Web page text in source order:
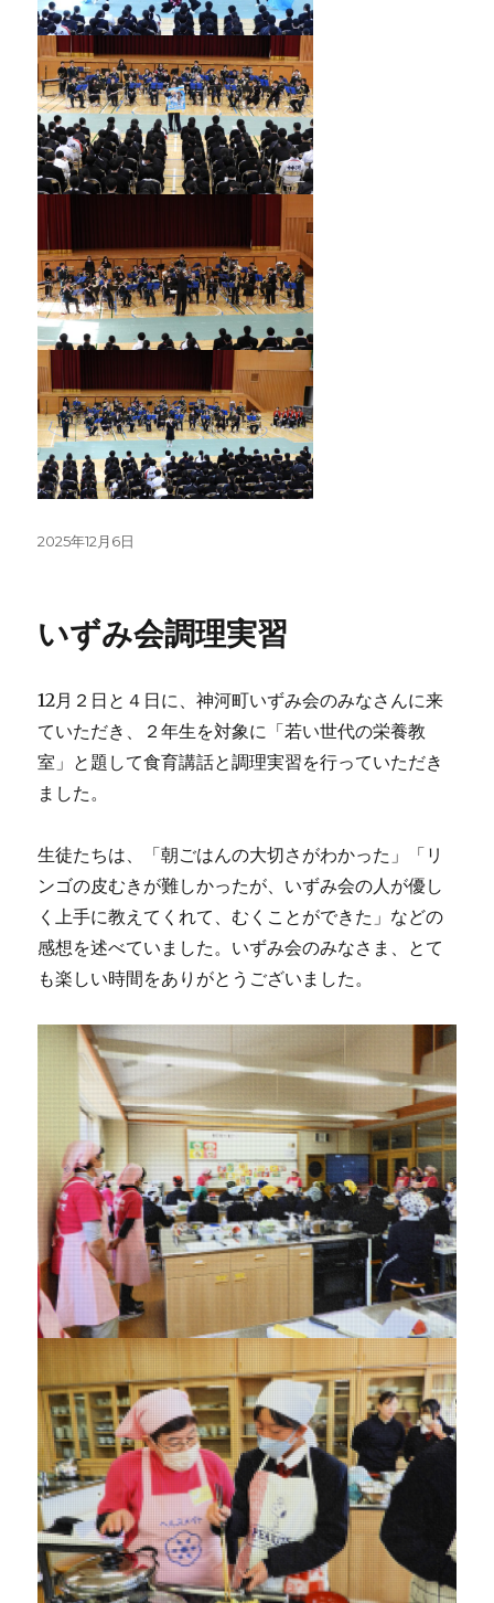
投
2025年12月6日
いずみ会調理実習
12月２日と４日に、神河町いずみ会のみなさんに来
ていただき、２年生を対象に「若い世代の栄養教
室」と題して食育講話と調理実習を行っていただき
ました。
生徒たちは、「朝ごはんの大切さがわかった」「リ
ンゴの皮むきが難しかったが、いずみ会の人が優し
く上手に教えてくれて、むくことができた」などの
感想を述べていました。いずみ会のみなさま、とて
も楽しい時間をありがとうございました。